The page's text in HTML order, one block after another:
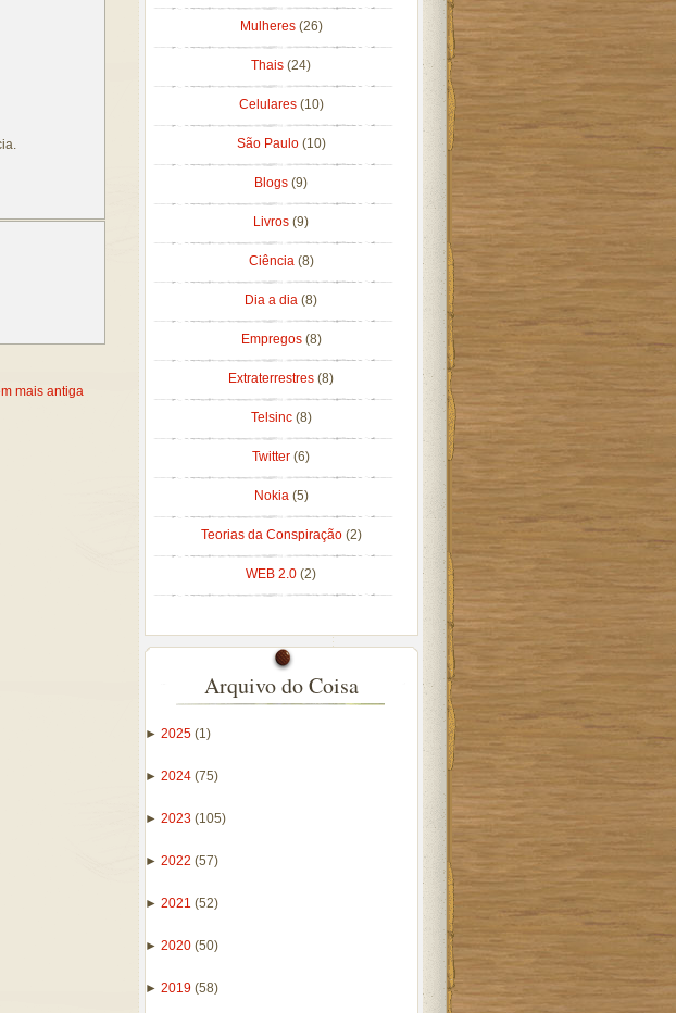
mais antiga
Mulheres (26)
Thais (24)
Celulares (10)
São Paulo (10)
Blogs (9)
Livros (9)
Ciência (8)
Dia a dia (8)
Empregos (8)
Extraterrestres (8)
Telsinc (8)
Twitter (6)
Nokia (5)
Teorias da Conspiração (2)
WEB 2.0 (2)
Arquivo do Coisa
► 2025 (1)
► 2024 (75)
► 2023 (105)
► 2022 (57)
► 2021 (52)
► 2020 (50)
► 2019 (58)